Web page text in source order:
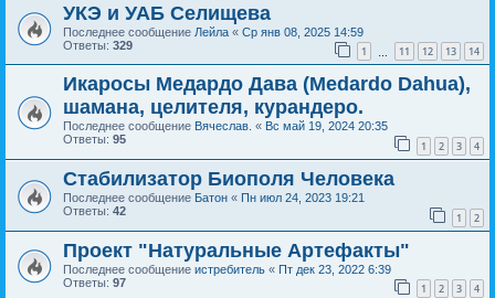
УКЭ и УАБ Селищева
Последнее сообщение Лейла « Ср янв 08, 2025 14:59
Ответы: 329 1 11 12 13 14
Икаросы Медардо Дава (Medardo Dahua),
шамана, целителя, курандеро.
Последнее сообщение Вячеслав. « Вс май 19, 2024 20:35
Ответы: 95 1 2 3 4
Стабилизатор Биополя Человека
Последнее сообщение Батон « Пн июл 24, 2023 19:21
Ответы: 42 1 2
Проект "Натуральные Артефакты"
Последнее сообщение истребитель « Пт дек 23, 2022 6:39
Ответы: 97 1 2 3 4